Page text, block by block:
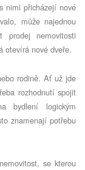
nimi přicházejí nové
může najednou
nemovitosti
otevírá nové dveře.
rodině. Ať už jde
rozhodnutí spojit
bydlení logickým
znamenají potřebu
se kterou